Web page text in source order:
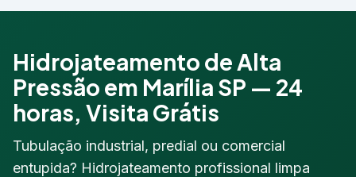
Hidrojateamento de Alta
Pressão em Marília SP — 24
horas, Visita Grátis
Tubulação industrial, predial ou comercial
entupida? Hidrojateamento profissional limpa